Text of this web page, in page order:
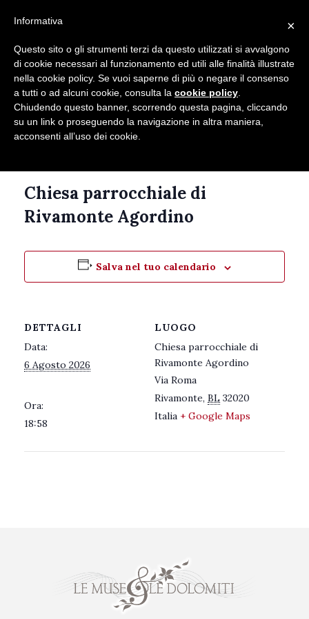
Chiesa parrocchiale di
Rivamonte Agordino
Salva nel tuo calendario
DETTAGLI
Data:
6 Agosto 2026
Ora:
18:58
LUOGO
Chiesa parrocchiale di
Rivamonte Agordino
Via Roma
Rivamonte, BL 32020
Italia + Google Maps
×
Informativa
Questo sito o gli strumenti terzi da questo utilizzati si avvalgono
di cookie necessari al funzionamento ed utili alle finalità illustrate
nella cookie policy. Se vuoi saperne di più o negare il consenso
a tutti o ad alcuni cookie, consulta la cookie policy
Chiudendo questo banner, scorrendo questa pagina, cliccando
su un link o proseguendo la navigazione in altra maniera,
acconsenti all’uso dei cookie.